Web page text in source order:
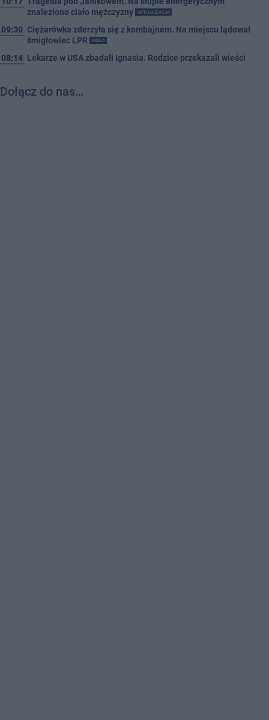
znaleziono ciało mężczyzny
AKTUALIZACJA
09:30 Ciężarówka zderzyła się z kombajnem. Na miejscu lądował
śmigłowiec LPR
VIDEO
08:14 Lekarze w USA zbadali Ignasia. Rodzice przekazali wieści
Dołącz do nas…